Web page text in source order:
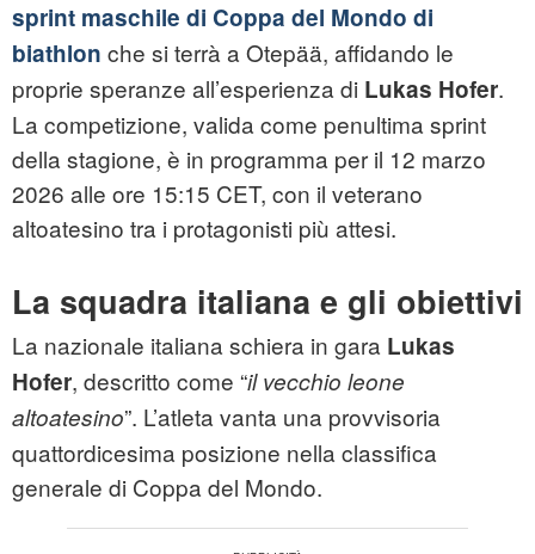
sprint maschile di Coppa del Mondo di
biathlon che si terrà a Otepää, affidando le
proprie speranze all’esperienza di Lukas Hofer.
La competizione, valida come penultima sprint
della stagione, è in programma per il 12 marzo
2026 alle ore 15:15 CET, con il veterano
altoatesino tra i protagonisti più attesi.
La squadra italiana e gli obiettivi
La nazionale italiana schiera in gara Lukas
Hofer, descritto come “il vecchio leone
altoatesino”. L’atleta vanta una provvisoria
quattordicesima posizione nella classifica
generale di Coppa del Mondo.